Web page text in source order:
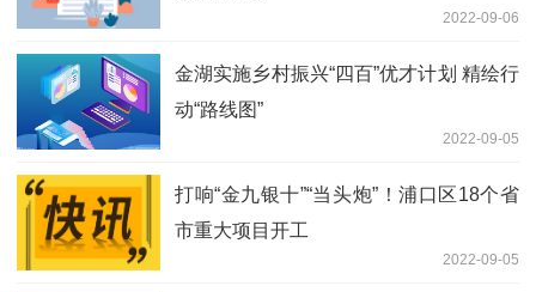
2022-09-06
金湖实施乡村振兴“四百”优才计划 精绘行
动“路线图”
2022-09-05
打响“金九银十”“当头炮”！浦口区18个省
市重大项目开工
2022-09-05